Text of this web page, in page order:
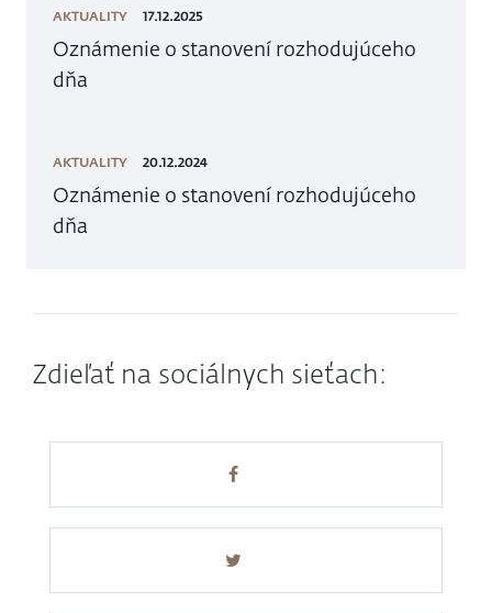
AKTUALITY 17.12.2025
Oznámenie o stanovení rozhodujúceho
dňa
AKTUALITY 20.12.2024
Oznámenie o stanovení rozhodujúceho
dňa
Zdieľať na sociálnych sieťach: